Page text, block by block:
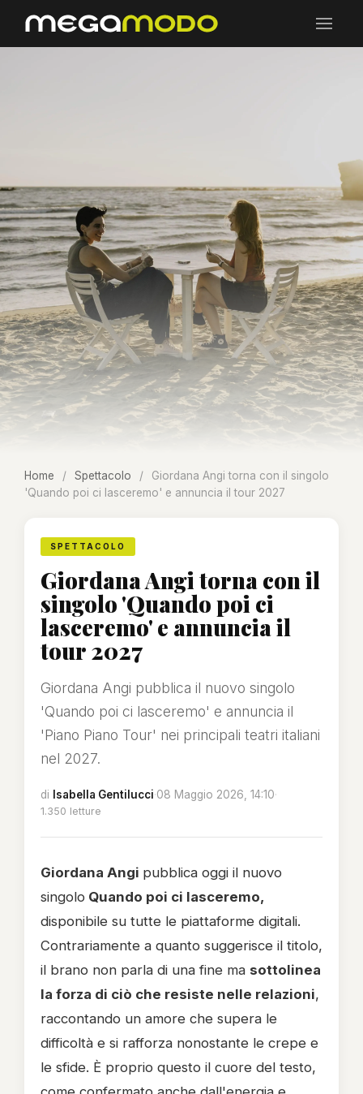
Home / Spettacolo /
Giordana Angi torna con il singolo
'Quando poi ci lasceremo' e annuncia il tour 2027
SPETTACOLO
Giordana Angi torna con il
singolo 'Quando poi ci
lasceremo' e annuncia il
tour 2027
Giordana Angi pubblica il nuovo singolo
'Quando poi ci lasceremo' e annuncia il
'Piano Piano Tour' nei principali teatri italiani
nel 2027.
di Isabella Gentilucci·08 Maggio 2026, 14:10·
1.350 letture
Giordana Angi pubblica oggi il nuovo
singolo Quando poi ci lasceremo,
disponibile su tutte le piattaforme digitali.
Contrariamente a quanto suggerisce il titolo,
il brano non parla di una fine ma sottolinea
la forza di ciò che resiste nelle relazioni,
raccontando un amore che supera le
difficoltà e si rafforza nonostante le crepe e
le sfide. È proprio questo il cuore del testo,